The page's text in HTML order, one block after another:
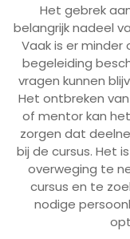
Het gebrek
belangrijk nadeel
Vaak is er minder
begeleiding
vragen kunnen
Het ontbreken
of mentor kan
zorgen dat
bij de cursus. Het
overweging te
cursus en te
nodige